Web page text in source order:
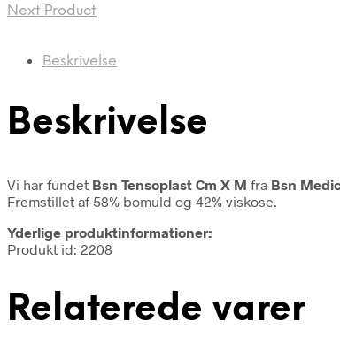
Next Product
Beskrivelse
Beskrivelse
Vi har fundet Bsn Tensoplast Cm X M fra Bsn
Fremstillet af 58% bomuld og 42% viskose.
Yderlige produktinformationer:
Produkt id: 2208
Relaterede varer